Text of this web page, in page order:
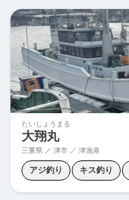
たいしょうまる
大翔丸
三重県 ／ 津市 ／ 津漁港
アジ釣り キス釣り
ファミリーフィッシング